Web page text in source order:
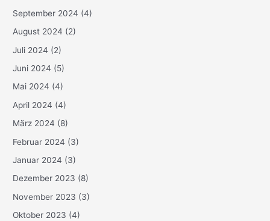
September 2024 (4)
August 2024 (2)
Juli 2024 (2)
Juni 2024 (5)
Mai 2024 (4)
April 2024 (4)
März 2024 (8)
Februar 2024 (3)
Januar 2024 (3)
Dezember 2023 (8)
November 2023 (3)
Oktober 2023 (4)